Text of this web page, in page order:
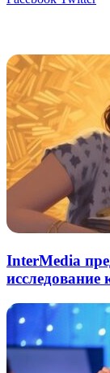
InterMedia
исследование